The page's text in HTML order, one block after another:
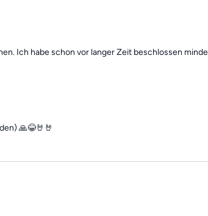
Ich habe schon vor langer Zeit beschlossen
🙏😂🤘🤘